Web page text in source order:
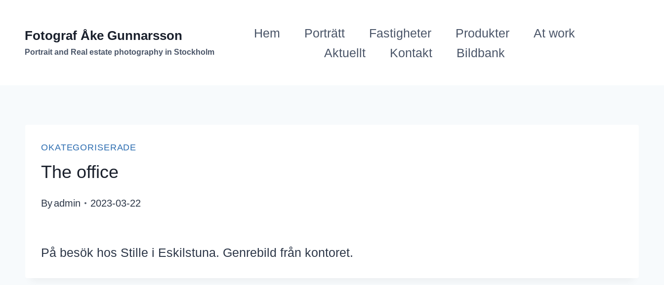
content
Fotograf Åke Gunnarsson
Portrait and Real estate photography in Stockholm
Hem Porträtt Fastigheter Produkter
At work
Aktuellt
Kontakt Bildbank
OKATEGORISERADE
The office
Byadmin 2023-03-22
På besök hos Stille i Eskilstuna. Genrebild från kontoret.